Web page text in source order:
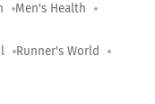
Men's Health
Runner's World